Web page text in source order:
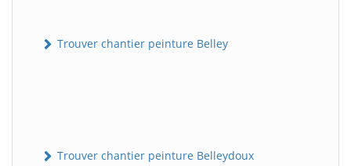
Trouver chantier peinture Belley
Trouver chantier peinture Belleydoux